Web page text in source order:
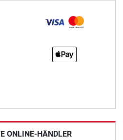
ONLINE-HÄNDLER